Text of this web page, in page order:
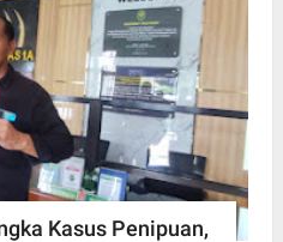
Kasus Penipuan,